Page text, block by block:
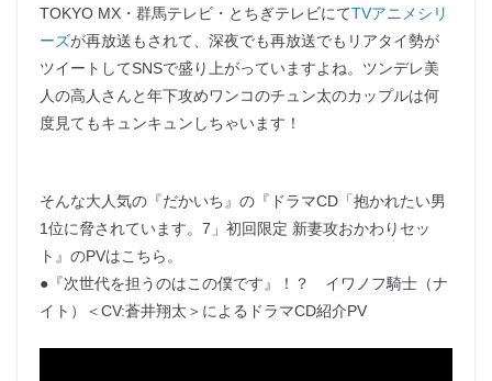
TOKYO MX・群馬テレビ・とちぎテレビにてTVアニメシリ
ーズが再放送もされて、深夜でも再放送でもリアタイ勢が
ツイートしてSNSで盛り上がっていますよね。ツンデレ美
人の高人さんと年下攻めワンコのチュン太のカップルは何
度見てもキュンキュンしちゃいます！
そんな大人気の『だかいち』の『ドラマCD「抱かれたい男
1位に脅されています。7」初回限定 新妻攻おかわりセッ
ト』のPVはこちら。
●『次世代を担うのはこの僕です』！？ イワノフ騎士（ナ
イト）＜CV:蒼井翔太＞によるドラマCD紹介PV